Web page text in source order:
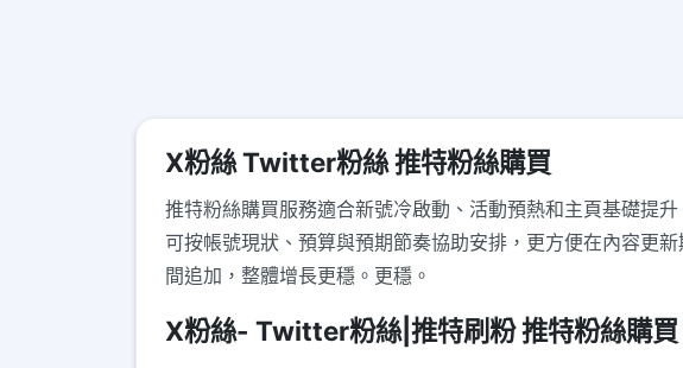
X粉絲 Twitter粉絲 推特粉絲購買
推特粉絲購買服務適合新號冷啟動、活動預熱和主頁基礎提
可按帳號現狀、預算與預期節奏協助安排，更方便在內容更
間追加，整體增長更穩。更穩。
X粉絲- Twitter粉絲|推特刷粉 推特粉絲購買